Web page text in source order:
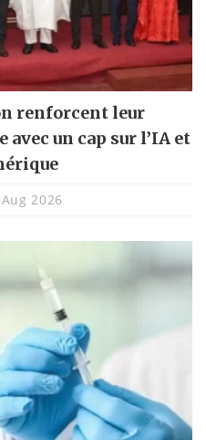
renforcent leur
un cap sur l’IA et
2026